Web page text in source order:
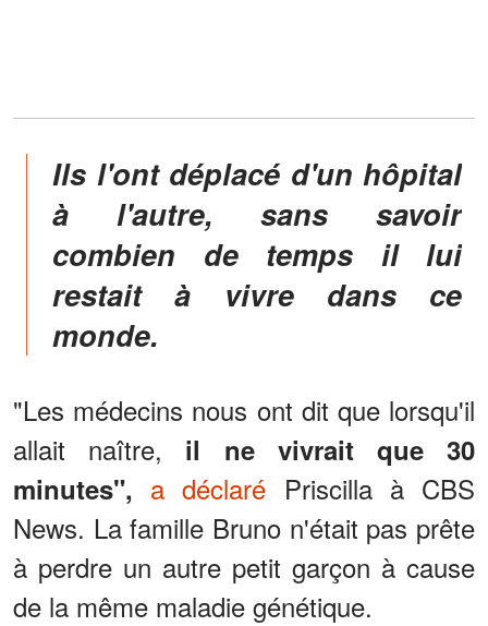
Ils l'ont déplacé d'un hôpital
à l'autre, sans savoir
combien de temps il lui
restait à vivre dans ce
monde.
"Les médecins nous ont dit que lorsqu'il
allait naître, il ne vivrait que 30
minutes", a déclaré Priscilla à CBS
News. La famille Bruno n'était pas prête
à perdre un autre petit garçon à cause
de la même maladie génétique.